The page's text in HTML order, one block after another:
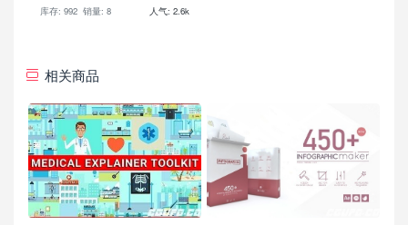
库存: 992 销量: 8 人气: 2.6k
相关商品